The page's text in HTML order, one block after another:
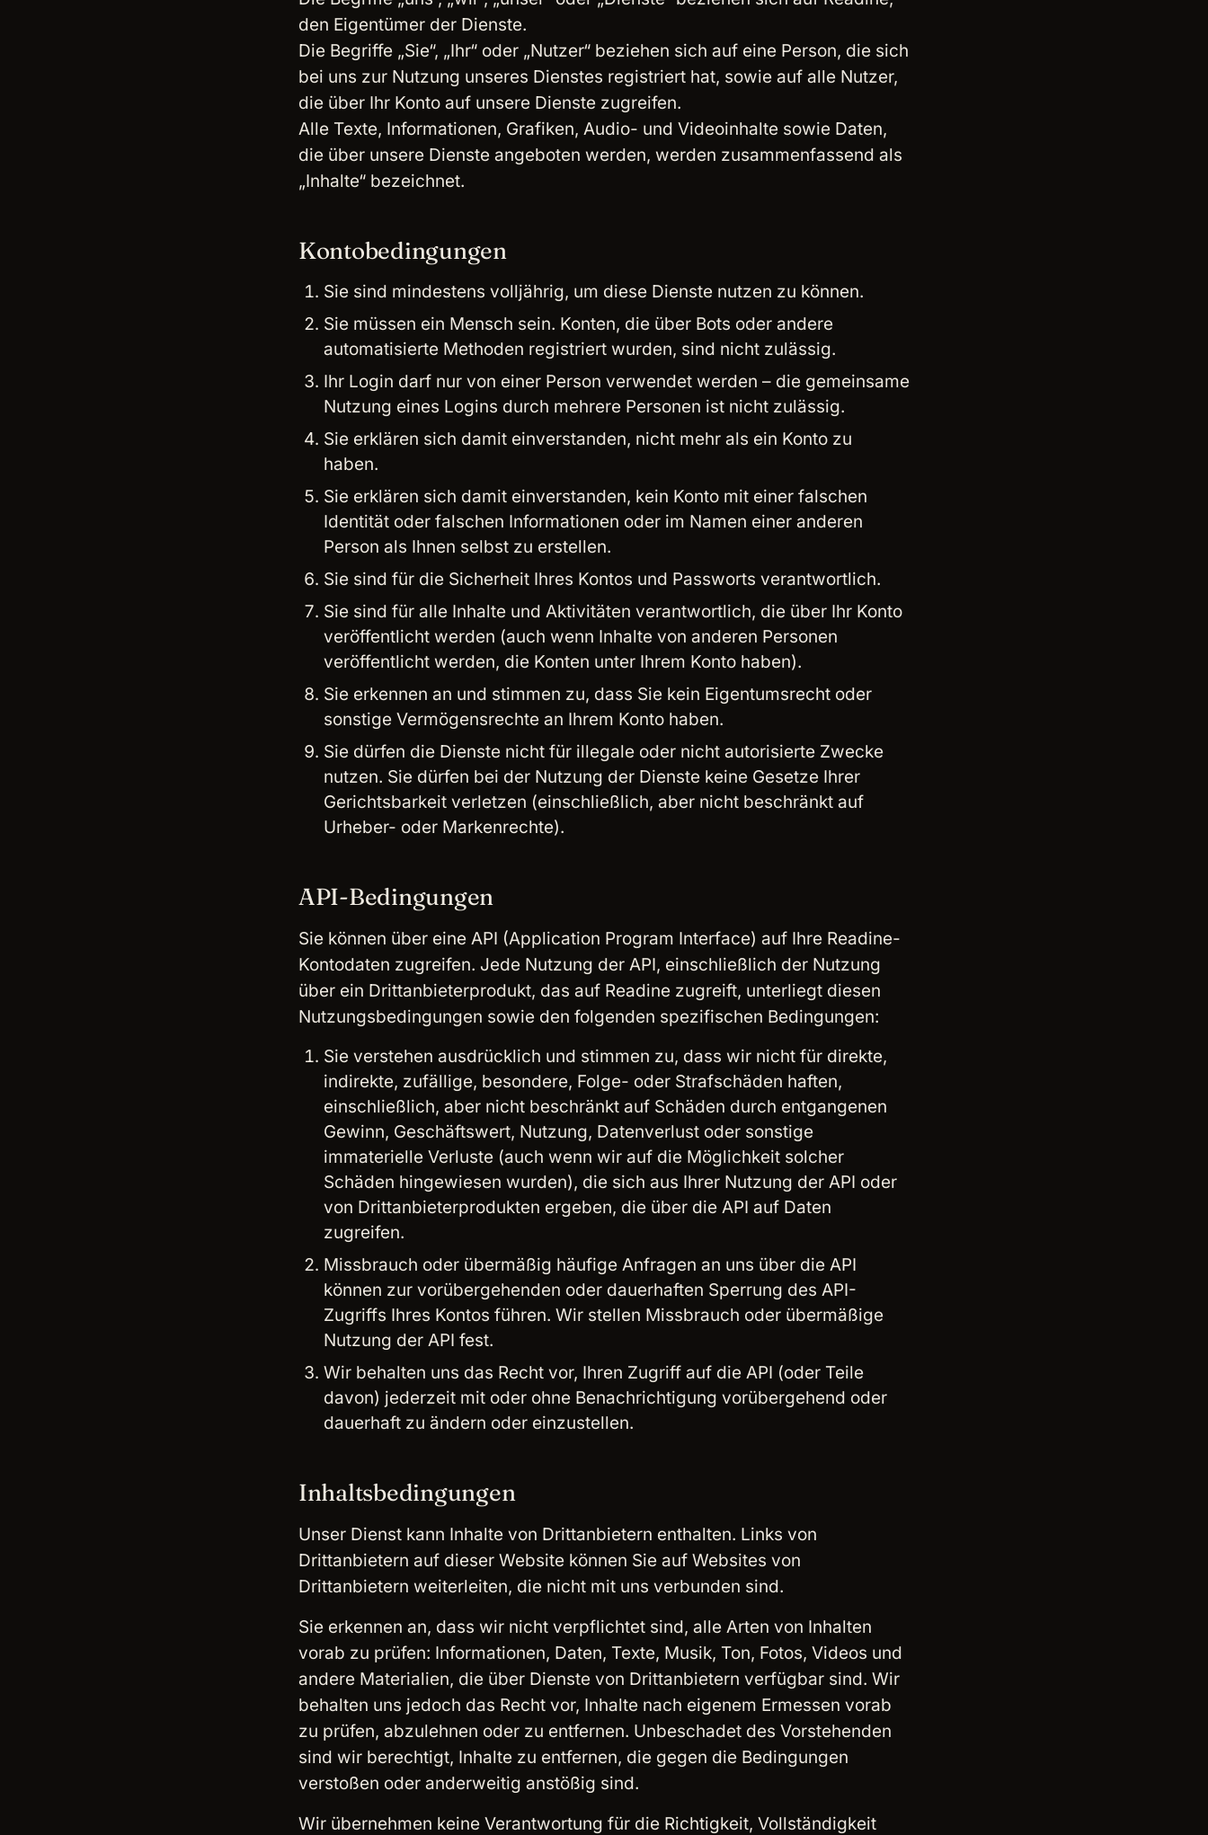
den Eigentümer der Dienste.
Die Begriffe „Sie“, „Ihr“ oder „Nutzer“ beziehen sich auf eine Person, die sich
bei uns zur Nutzung unseres Dienstes registriert hat, sowie auf alle Nutzer,
die über Ihr Konto auf unsere Dienste zugreifen.
Alle Texte, Informationen, Grafiken, Audio- und Videoinhalte sowie Daten,
die über unsere Dienste angeboten werden, werden zusammenfassend als
„Inhalte“ bezeichnet.
Kontobedingungen
Sie sind mindestens volljährig, um diese Dienste nutzen zu können.
Sie müssen ein Mensch sein. Konten, die über Bots oder andere
automatisierte Methoden registriert wurden, sind nicht zulässig.
Ihr Login darf nur von einer Person verwendet werden – die gemeinsame
Nutzung eines Logins durch mehrere Personen ist nicht zulässig.
Sie erklären sich damit einverstanden, nicht mehr als ein Konto zu
haben.
Sie erklären sich damit einverstanden, kein Konto mit einer falschen
Identität oder falschen Informationen oder im Namen einer anderen
Person als Ihnen selbst zu erstellen.
Sie sind für die Sicherheit Ihres Kontos und Passworts verantwortlich.
Sie sind für alle Inhalte und Aktivitäten verantwortlich, die über Ihr Konto
veröffentlicht werden (auch wenn Inhalte von anderen Personen
veröffentlicht werden, die Konten unter Ihrem Konto haben).
Sie erkennen an und stimmen zu, dass Sie kein Eigentumsrecht oder
sonstige Vermögensrechte an Ihrem Konto haben.
Sie dürfen die Dienste nicht für illegale oder nicht autorisierte Zwecke
nutzen. Sie dürfen bei der Nutzung der Dienste keine Gesetze Ihrer
Gerichtsbarkeit verletzen (einschließlich, aber nicht beschränkt auf
Urheber- oder Markenrechte).
API-Bedingungen
Sie können über eine API (Application Program Interface) auf Ihre Readine-
Kontodaten zugreifen. Jede Nutzung der API, einschließlich der Nutzung
über ein Drittanbieterprodukt, das auf Readine zugreift, unterliegt diesen
Nutzungsbedingungen sowie den folgenden spezifischen Bedingungen:
Sie verstehen ausdrücklich und stimmen zu, dass wir nicht für direkte,
indirekte, zufällige, besondere, Folge- oder Strafschäden haften,
einschließlich, aber nicht beschränkt auf Schäden durch entgangenen
Gewinn, Geschäftswert, Nutzung, Datenverlust oder sonstige
immaterielle Verluste (auch wenn wir auf die Möglichkeit solcher
Schäden hingewiesen wurden), die sich aus Ihrer Nutzung der API oder
von Drittanbieterprodukten ergeben, die über die API auf Daten
zugreifen.
Missbrauch oder übermäßig häufige Anfragen an uns über die API
können zur vorübergehenden oder dauerhaften Sperrung des API-
Zugriffs Ihres Kontos führen. Wir stellen Missbrauch oder übermäßige
Nutzung der API fest.
Wir behalten uns das Recht vor, Ihren Zugriff auf die API (oder Teile
davon) jederzeit mit oder ohne Benachrichtigung vorübergehend oder
dauerhaft zu ändern oder einzustellen.
Inhaltsbedingungen
Unser Dienst kann Inhalte von Drittanbietern enthalten. Links von
Drittanbietern auf dieser Website können Sie auf Websites von
Drittanbietern weiterleiten, die nicht mit uns verbunden sind.
Sie erkennen an, dass wir nicht verpflichtet sind, alle Arten von Inhalten
vorab zu prüfen: Informationen, Daten, Texte, Musik, Ton, Fotos, Videos und
andere Materialien, die über Dienste von Drittanbietern verfügbar sind. Wir
behalten uns jedoch das Recht vor, Inhalte nach eigenem Ermessen vorab
zu prüfen, abzulehnen oder zu entfernen. Unbeschadet des Vorstehenden
sind wir berechtigt, Inhalte zu entfernen, die gegen die Bedingungen
verstoßen oder anderweitig anstößig sind.
Wir übernehmen keine Verantwortung für die Richtigkeit, Vollständigkeit